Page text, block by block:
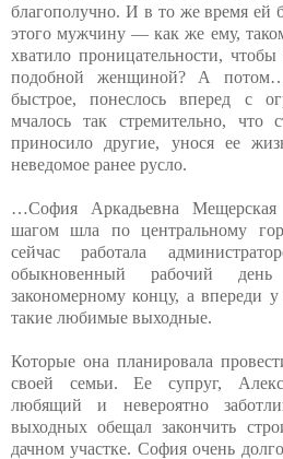
благополучно. И в то же время ей
этого мужчину — как же ему,
хватило проницательности,
подобной женщиной? А
быстрое, понеслось вперед с
мчалось так стремительно, что
приносило другие, унося ее
неведомое ранее русло.
…София Аркадьевна
шагом шла по центральному
сейчас работала
обыкновенный рабочий
закономерному концу, а впереди
такие любимые выходные.
Которые она планировала
своей семьи. Ее супруг,
любящий и невероятно
выходных обещал закончить
дачном участке. София очень